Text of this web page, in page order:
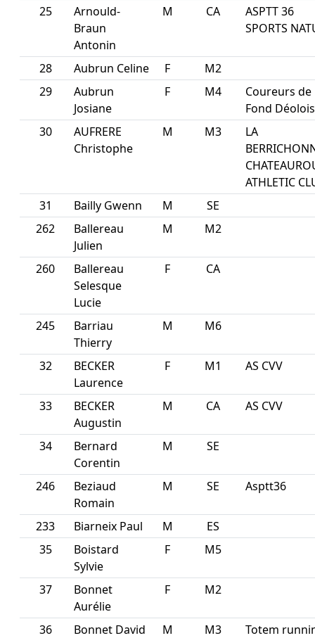
25
Arnould-
Braun
Antonin
M CA
ASPTT 36
SPORTS
28 Aubrun Celine F
M2
29
Aubrun
Josiane
F M4
Coureurs de
Fond Déolois
30
AUFRERE
Christophe
M M3
LA
ATHLETIC
31
Bailly Gwenn M
SE
262
Ballereau
Julien
M M2
260
Ballereau
Selesque
Lucie
F CA
245
Barriau
Thierry
M M6
32
BECKER
Laurence
F M1 AS CVV
33
BECKER
Augustin
M CA AS CVV
34
Bernard
Corentin
M SE
246
Beziaud
Romain
M SE Asptt36
233 Biarneix Paul M
ES
35
Boistard
Sylvie
F M5
37
Bonnet
Aurélie
F M2
36 Bonnet David M M3
Totem